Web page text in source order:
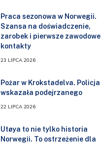
Praca sezonowa w Norwegii.
Szansa na doświadczenie,
zarobek i pierwsze zawodowe
kontakty
23 LIPCA 2026
Pożar w Krokstadelva. Policja
wskazała podejrzanego
22 LIPCA 2026
Utøya to nie tylko historia
Norwegii. To ostrzeżenie dla